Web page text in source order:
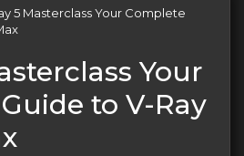
5 Masterclass Your Complete
Your
to V-Ray